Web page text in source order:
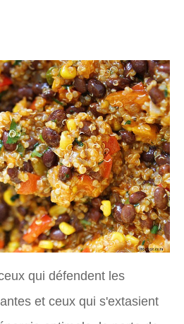
qui défendent les
et ceux qui s'extasient